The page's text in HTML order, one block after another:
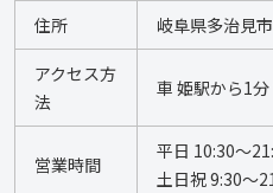
住所 岐阜県多治見
アクセス方
法
車 姫駅から1
営業時間
平日 10:30〜
土日祝 9:30〜